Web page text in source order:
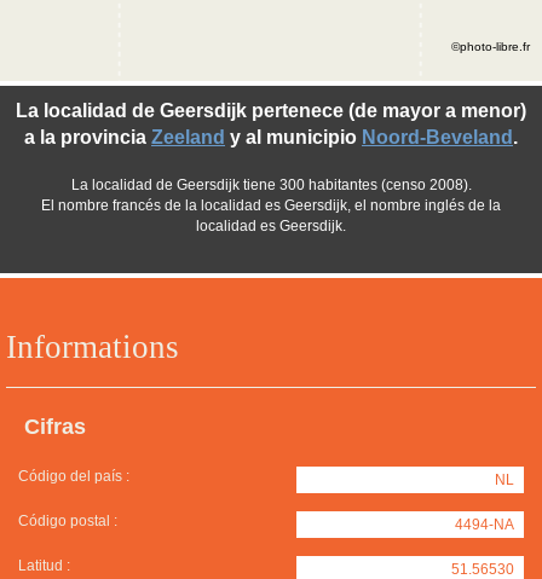
Informations
Cifras
Código del país : NL
Código postal : 4494-NA
Latitud : 51.56530
La localidad de Geersdijk pertenece (de mayor a menor)
a la provincia Zeeland y al municipio Noord-Beveland .
La localidad de Geersdijk tiene 300 habitantes (censo 2008).
El nombre francés de la localidad es Geersdijk, el nombre inglés de la
localidad es Geersdijk.
©photo-libre.fr